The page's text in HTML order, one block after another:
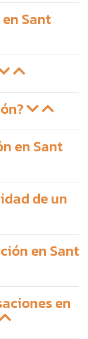
Sant
en Sant
de un
en Sant
en